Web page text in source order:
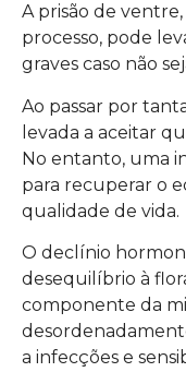
A prisão de
processo, pode
graves caso não
Ao passar por
levada a aceitar
No entanto, uma
para recuperar o
qualidade de vida.
O declínio
desequilíbrio à
componente da
a infecções e